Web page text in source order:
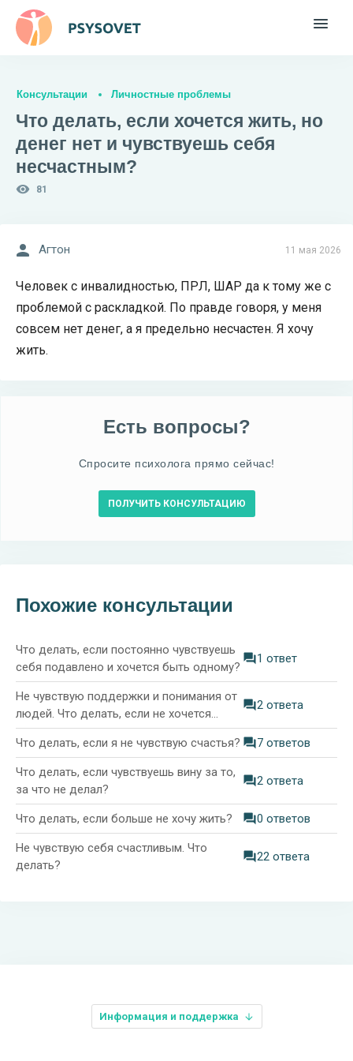
Консультации Личностные проблемы
Что делать, если хочется жить, но
денег нет и чувствуешь себя
несчастным?
81
11 мая 2026
Агтон
Человек с инвалидностью, ПРЛ, ШАР да к тому же с
проблемой с раскладкой. По правде говоря, у меня
совсем нет денег, а я предельно несчастен. Я хочу
жить.
Есть вопросы?
Спросите психолога прямо сейчас!
ПОЛУЧИТЬ КОНСУЛЬТАЦИЮ
Похожие консультации
Что делать, если постоянно чувствуешь
себя подавлено и хочется быть одному?
1 ответ
Не чувствую поддержки и понимания от
людей. Что делать, если не хочется
жить?
2 ответа
Что делать, если я не чувствую счастья? 7 ответов
Что делать, если чувствуешь вину за то,
за что не делал?
2 ответа
Что делать, если больше не хочу жить? 0 ответов
Не чувствую себя счастливым. Что
делать?
22 ответа
Информация и поддержка